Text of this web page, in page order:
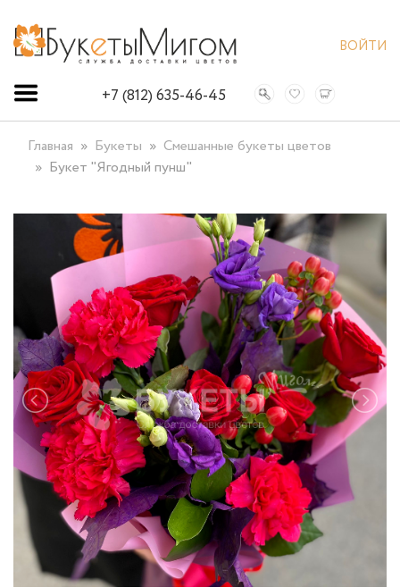
ВОЙТИ
+7 (812) 635-46-45
Главная Букеты
Смешанные букеты цветов
Букет "Ягодный пунш"